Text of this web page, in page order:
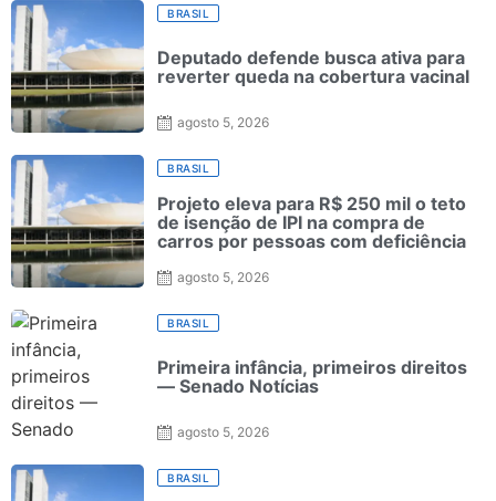
BRASIL
Deputado defende busca ativa para
reverter queda na cobertura vacinal
agosto 5, 2026
BRASIL
Projeto eleva para R$ 250 mil o teto
de isenção de IPI na compra de
carros por pessoas com deficiência
agosto 5, 2026
BRASIL
Primeira infância, primeiros direitos
— Senado Notícias
agosto 5, 2026
BRASIL